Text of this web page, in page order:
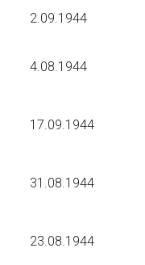
2.09.1944
4.08.1944
17.09.1944
31.08.1944
23.08.1944